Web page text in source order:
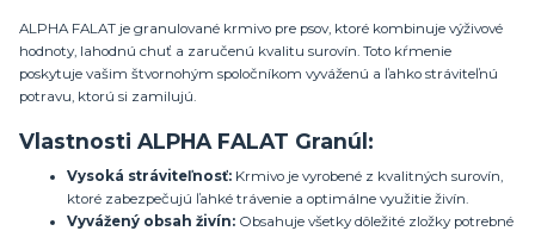
ALPHA FALAT je granulované krmivo pre psov, ktoré kombinuje výživové
hodnoty, lahodnú chuť a zaručenú kvalitu surovín. Toto kŕmenie
poskytuje vašim štvornohým spoločníkom vyváženú a ľahko stráviteľnú
potravu, ktorú si zamilujú.
Vlastnosti ALPHA FALAT Granúl:
Vysoká stráviteľnosť: Krmivo je vyrobené z kvalitných surovín,
ktoré zabezpečujú ľahké trávenie a optimálne využitie živín.
Vyvážený obsah živín: Obsahuje všetky dôležité zložky potrebné